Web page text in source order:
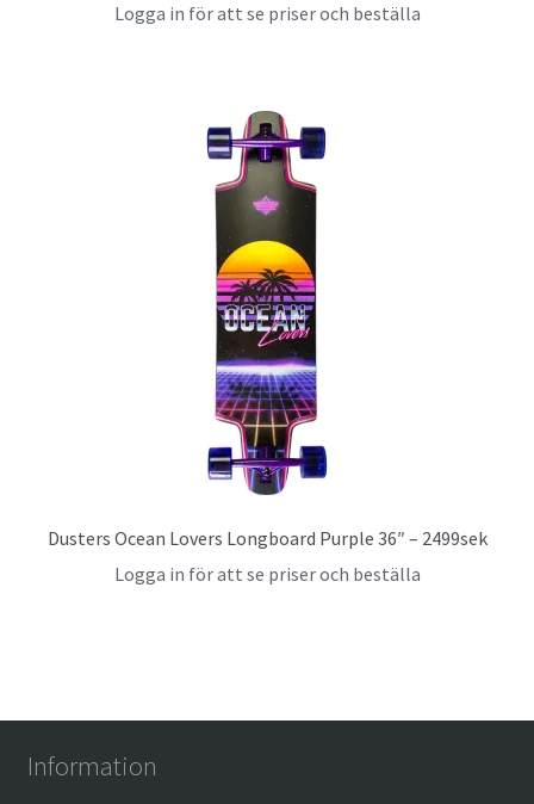
Logga in för att se priser och beställa
Dusters Ocean Lovers Longboard Purple 36″ – 2499sek
Logga in för att se priser och beställa
Information